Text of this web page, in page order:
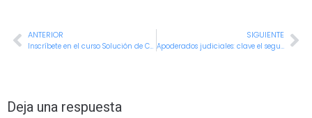
ANTERIOR
Inscríbete en el curso Solución de Conflictos Laborales dictado por el SENA
SIGUIENTE
Apoderados judiciales: clave el seguimiento permanente de los procesos a cargo
Deja una respuesta